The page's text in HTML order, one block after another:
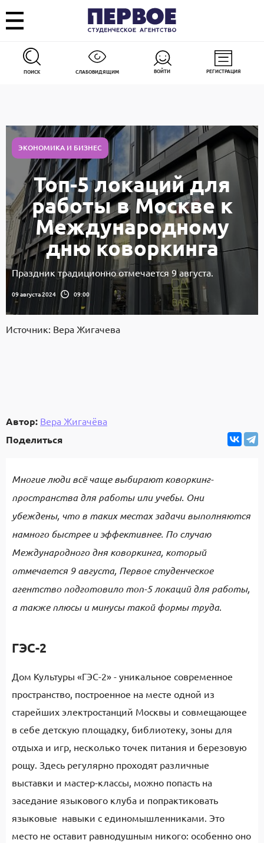
ПОИСК СЛАБОВИДЯЩИМ ВОЙТИ РЕГИСТРАЦИЯ
ЭКОНОМИКА И БИЗНЕС
Топ-5 локаций для
работы в Москве к
Международному
дню коворкинга
Праздник традиционно отмечается 9 августа.
09 августа 2024 09:00
Источник: Вера Жигачева
Автор: Вера Жигачёва
Поделиться
Многие люди всё чаще выбирают коворкинг-
пространства для работы или учебы. Они
убеждены, что в таких местах задачи выполняются
намного быстрее и эффективнее. По случаю
Международного дня коворкинга, который
отмечается 9 августа, Первое студенческое
агентство подготовило топ-5 локаций для работы,
а также плюсы и минусы такой формы труда.
ГЭС-2
Дом Культуры «ГЭС-2» - уникальное современное
пространство, построенное на месте одной из
старейших электростанций Москвы и совмещающее
в себе детскую площадку, библиотеку, зоны для
отдыха и игр, несколько точек питания и березовую
рощу. Здесь регулярно проходят различные
выставки и мастер-классы, можно попасть на
заседание языкового клуба и попрактиковать
языковые навыки с единомышленниками. Это
место не оставит равнодушным никого: особенно оно